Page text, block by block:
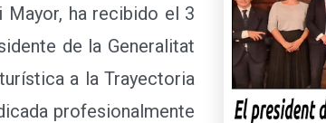
ha recibido el 3
de la Generalitat
a la Trayectoria
profesionalmente